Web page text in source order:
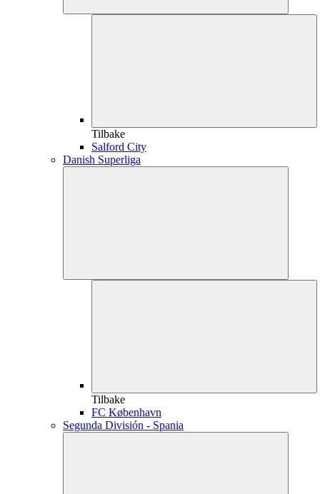
Tilbake
Salford City
Danish Superliga
Tilbake
FC København
Segunda División - Spania